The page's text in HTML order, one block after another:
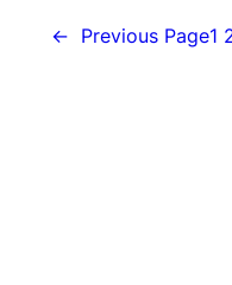
← Previous Page1